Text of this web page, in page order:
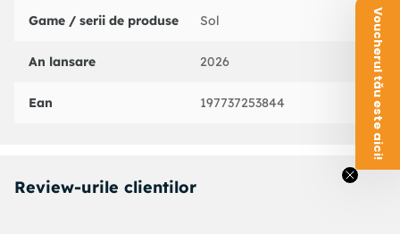
Game / serii de produse Sol
An lansare 2026
Ean 197737253844
Review-urile clientilor
Voucherul tău este aici!